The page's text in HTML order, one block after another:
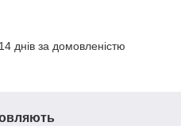
днів за домовленістю